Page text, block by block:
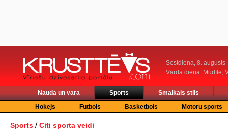
Sestdiena, 8. augusts
Vārda diena: Mudīte,
Nauda un vara Sports
Smalkais stils
Hokejs
Futbols Basketbols Motoru sports
Sports / Citi sporta veidi